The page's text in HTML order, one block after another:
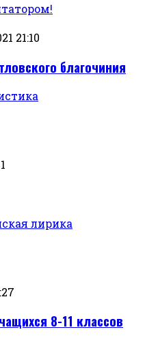
21:10
благочиния
лирика
8-11 классов